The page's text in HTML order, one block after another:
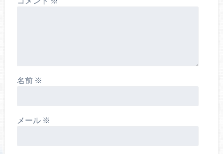
名前 ※
メール ※